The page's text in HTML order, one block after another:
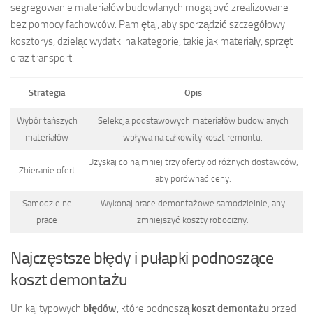
segregowanie materiałów budowlanych mogą być zrealizowane
bez pomocy fachowców. Pamiętaj, aby sporządzić szczegółowy
kosztorys, dzieląc wydatki na kategorie, takie jak materiały, sprzęt
oraz transport.
Strategia Opis
Wybór tańszych
materiałów
Selekcja podstawowych materiałów budowlanych
wpływa na całkowity koszt remontu.
Zbieranie ofert
Uzyskaj co najmniej trzy oferty od różnych dostawców,
aby porównać ceny.
Samodzielne
prace
Wykonaj prace demontażowe samodzielnie, aby
zmniejszyć koszty robocizny.
Najczęstsze błędy i pułapki podnoszące
koszt demontażu
Unikaj typowych błędów, które podnosząkoszt demontażu przed